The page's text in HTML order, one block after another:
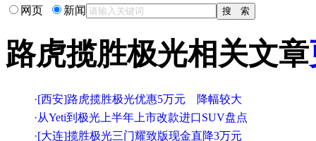
网页 新闻
路虎揽胜极光相关文章
·[西安]路虎揽胜极光优惠5万元 降幅较大
·从Yeti到极光上半年上市改款进口SUV盘点
·[大连]揽胜极光三门耀致版现金直降3万元